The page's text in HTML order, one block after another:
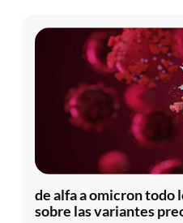
de alfa a omicron todo
sobre las variantes